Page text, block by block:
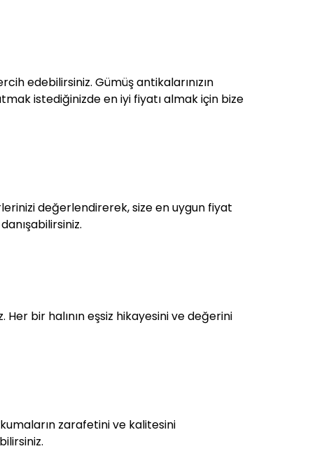
edebilirsiniz. Gümüş antikalarınızın
istediğinizde en iyi fiyatı almak için bize
değerlendirerek, size en uygun fiyat
bir halının eşsiz hikayesini ve değerini
zarafetini ve kalitesini